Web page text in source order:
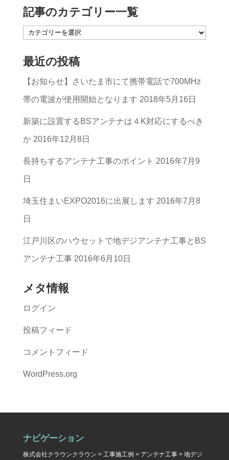
記事のカテゴリー一覧
記
の
カ
テ
ゴ
リ
ー
一
最近の投稿
【お知らせ】さいたま市にて携帯電話で700MHz
帯の電波が使用開始となります 2018年5月16日
新築に設置するBSアンテナは４K対応にするべき
か 2016年12月8日
長持ちするアンテナ工事のポイント 2016年7月9
日
埼玉住まいEXPO2016に出展します 2016年7月8
日
江戸川区のハウセットで地デジアンテナ工事とBS
アンテナ工事 2016年6月10日
メタ情報
ログイン
投稿フィード
コメントフィード
WordPress.org
ナビゲーション
株式会社クラウンクラウン > 工事施工例 > アンテナ工事> 地デジ